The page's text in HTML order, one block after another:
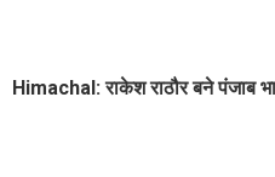
Himachal: राकेश राठौर बने पंजाब